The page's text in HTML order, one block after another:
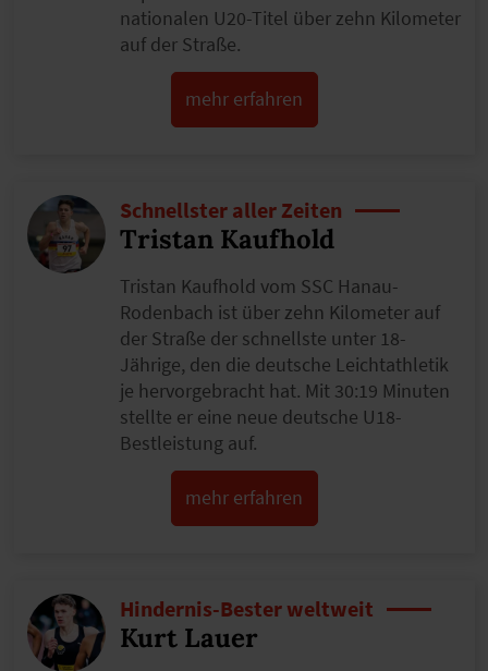
nationalen U20-Titel über zehn Kilometer
auf der Straße.
mehr erfahren
Schnellster aller Zeiten
Tristan Kaufhold
Tristan Kaufhold vom SSC Hanau-
Rodenbach ist über zehn Kilometer auf
der Straße der schnellste unter 18-
Jährige, den die deutsche Leichtathletik
je hervorgebracht hat. Mit 30:19 Minuten
stellte er eine neue deutsche U18-
Bestleistung auf.
mehr erfahren
Hindernis-Bester weltweit
Kurt Lauer